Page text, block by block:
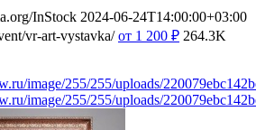
InStock 2024-06-24T14:00:00+03:00
vr-art-vystavka/ от 1 200 ₽ 264.3K
image/255/255/uploads/
image/255/255/uploads/